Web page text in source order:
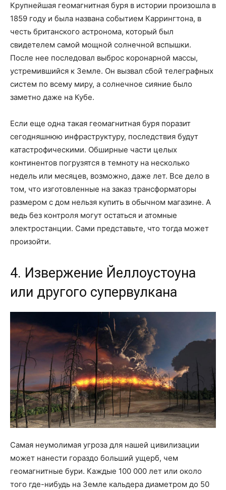
Крупнейшая геомагнитная буря в истории произошла в
1859 году и была названа событием Каррингтона, в
честь британского астронома, который был
свидетелем самой мощной солнечной вспышки.
После нее последовал выброс коронарной массы,
устремившийся к Земле. Он вызвал сбой телеграфных
систем по всему миру, а солнечное сияние было
заметно даже на Кубе.
Если еще одна такая геомагнитная буря поразит
сегодняшнюю инфраструктуру, последствия будут
катастрофическими. Обширные части целых
континентов погрузятся в темноту на несколько
недель или месяцев, возможно, даже лет. Все дело в
том, что изготовленные на заказ трансформаторы
размером с дом нельзя купить в обычном магазине. А
ведь без контроля могут остаться и атомные
электростанции. Сами представьте, что тогда может
произойти.
4. Извержение Йеллоустоуна
или другого супервулкана
Самая неумолимая угроза для нашей цивилизации
может нанести гораздо больший ущерб, чем
геомагнитные бури. Каждые 100 000 лет или около
того где-нибудь на Земле кальдера диаметром до 50